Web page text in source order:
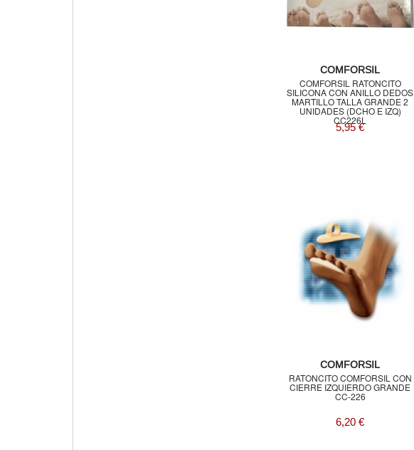
COMFORSIL
COMFORSIL RATONCITO
SILICONA CON ANILLO DEDOS
MARTILLO TALLA GRANDE 2
UNIDADES (DCHO E IZQ)
CC226L
5,95 €
COMFORSIL
RATONCITO COMFORSIL CON
CIERRE IZQUIERDO GRANDE
CC-226
6,20 €